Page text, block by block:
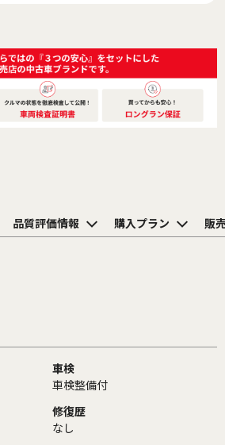
品質評価情報 購入プラン 販
車検
車検整備付
修復歴
なし